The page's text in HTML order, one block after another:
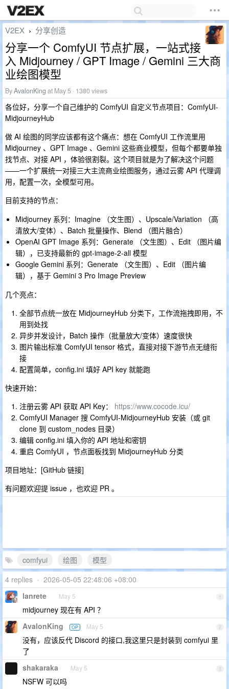
V2EX › 分享创造
分享一个 ComfyUI 节点扩展，一站式接
入 Midjourney / GPT Image / Gemini 三大商
业绘图模型
ByAvalonKing at May 5 · 1380 views
各位好，分享一个自己维护的 ComfyUI 自定义节点项目：ComfyUI-
MidjourneyHub
做 AI 绘图的同学应该都有这个痛点：想在 ComfyUI 工作流里用
Midjourney 、GPT Image 、Gemini 这些商业模型，但每个都要单独
找节点、对接 API ，体验很割裂。这个项目就是为了解决这个问题
——一个扩展统一对接三大主流商业绘图服务，通过云雾 API 代理调
用，配置一次，全模型可用。
目前支持的节点：
Midjourney 系列：Imagine （文生图）、Upscale/Variation （高
清放大/变体）、Batch 批量操作、Blend （图片融合）
OpenAI GPT Image 系列：Generate （文生图）、Edit （图片编
辑），已支持最新的 gpt-image-2-all 模型
Google Gemini 系列：Generate （文生图）、Edit （图片编
辑），基于 Gemini 3 Pro Image Preview
几个亮点：
全部节点统一放在 MidjourneyHub 分类下，工作流拖拽即用，不
用到处找
异步并发设计，Batch 操作（批量放大/变体）速度很快
图片输出标准 ComfyUI tensor 格式，直接对接下游节点无缝衔
接
配置简单，config.ini 填好 API key 就能跑
快速开始：
注册云雾 API 获取 API Key： https://www.cocode.icu/
ComfyUI Manager 搜 ComfyUI-MidjourneyHub 安装（或 git
clone 到 custom_nodes 目录）
编辑 config.ini 填入你的 API 地址和密钥
重启 ComfyUI ，节点面板找到 MidjourneyHub 分类
项目地址：[GitHub 链接]
有问题欢迎提 issue ，也欢迎 PR 。
comfyui 绘图
模型
4 replies • 2026-05-05 22:48:06 +08:00
1
lanrete May 5
midjourney 现在有 API ？
2
AvalonKing OP May 5
没有，应该反代 Discord 的接口,我这里只是封装到 comfyui 里
了
3
shakaraka May 5
NSFW 可以吗